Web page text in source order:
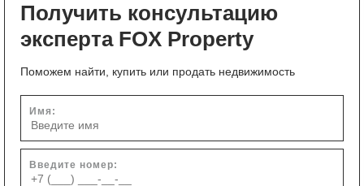
Получить консультацию
эксперта FOX Property
Поможем найти, купить или продать недвижимость
Имя:
Введите номер: